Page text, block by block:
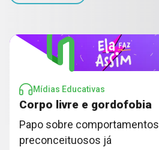
Mídias Educativas
Corpo livre e gordofobia
Papo sobre comportamentos
preconceituosos já